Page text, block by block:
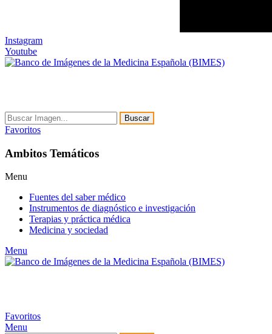
Instagram
Youtube
Buscar
Favoritos
Ambitos Temáticos
Menu
Fuentes del saber médico
Instrumentos de diagnóstico e investigación
Terapias y práctica médica
Medicina y sociedad
Menu
Favoritos
Menu